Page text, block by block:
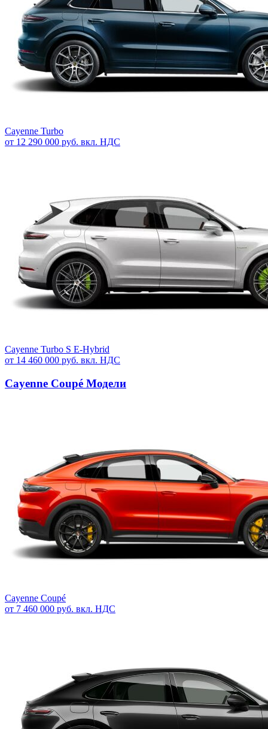
Cayenne Turbo
от 12 290 000 руб. вкл. НДС
Cayenne Turbo S E-Hybrid
от 14 460 000 руб. вкл. НДС
Cayenne Coupé Модели
Cayenne Coupé
от 7 460 000 руб. вкл. НДС